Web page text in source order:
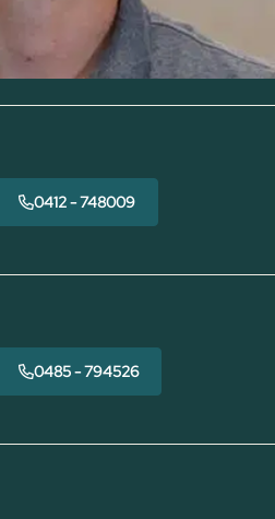
0412 - 748009
0485 - 794526